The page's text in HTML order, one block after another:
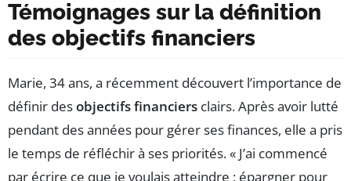
Témoignages sur la définition
des objectifs financiers
Marie, 34 ans, a récemment découvert l’importance de
définir desobjectifs financiers clairs. Après avoir lutté
pendant des années pour gérer ses finances, elle a pris
le temps de réfléchir à ses priorités. « J’ai commencé
par écrire ce que je voulais atteindre : épargner pour